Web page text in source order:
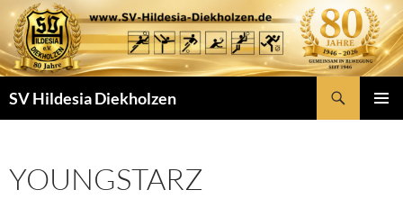
Zum
Inhalt
springen
SV Hildesia Diekholzen
YOUNGSTARZ